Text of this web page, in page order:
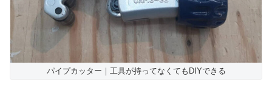
パイプカッター｜工具が持ってなくてもDIYできる